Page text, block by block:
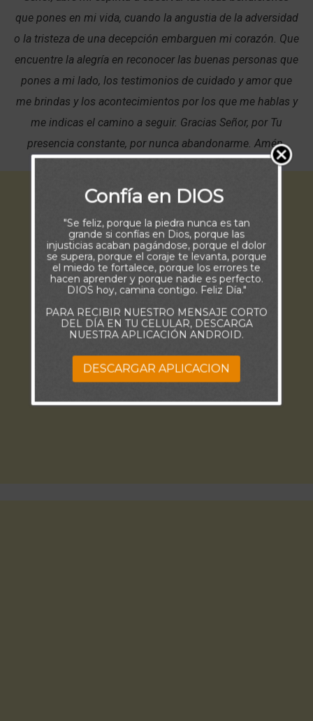
que pones en mi vida, cuando la angustia de la adversidad
o la tristeza de una decepción embarguen mi corazón. Que
encuentre la alegría en reconocer las buenas personas que
pones a mi lado, los testimonios de cuidado y amor que
me brindas y los acontecimientos por los que me hablas y
me indicas el camino a seguir. Gracias Señor, por Tu
presencia constante, por nunca abandonarme. Amén.
Confía en DIOS
"Se feliz, porque la piedra nunca es tan
grande si confías en Dios, porque las
injusticias acaban pagándose, porque el dolor
se supera, porque el coraje te levanta, porque
el miedo te fortalece, porque los errores te
hacen aprender y porque nadie es perfecto.
DIOS hoy, camina contigo. Feliz Día."
PARA RECIBIR NUESTRO MENSAJE CORTO
DEL DÍA EN TU CELULAR, DESCARGA
NUESTRA APLICACIÓN ANDROID.
DESCARGAR APLICACION